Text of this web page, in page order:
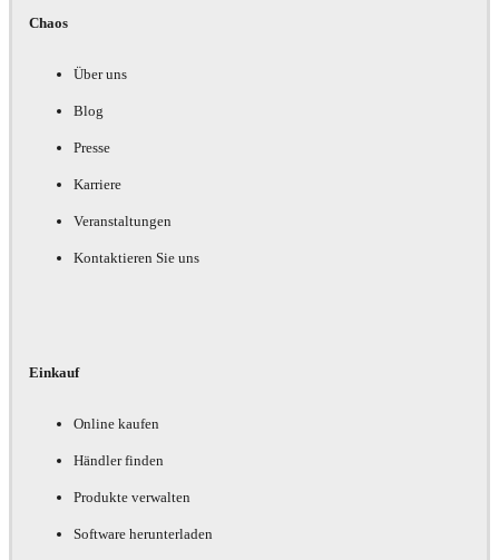
Chaos
Über uns
Blog
Presse
Karriere
Veranstaltungen
Kontaktieren Sie uns
Einkauf
Online kaufen
Händler finden
Produkte verwalten
Software herunterladen